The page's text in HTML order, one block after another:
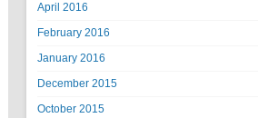
April 2016
February 2016
January 2016
December 2015
October 2015